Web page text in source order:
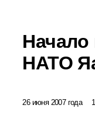
Начало
НАТО
26 июня 2007 года